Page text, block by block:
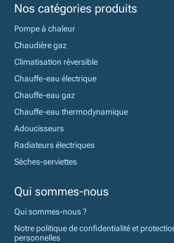
Nos catégories produits
Pompe à chaleur
Chaudière gaz
Climatisation réversible
Chauffe-eau électrique
Chauffe-eau gaz
Chauffe-eau thermodynamique
Adoucisseurs
Radiateurs électriques
Sèches-serviettes
Qui sommes-nous
Qui sommes-nous ?
Notre politique de confidentialité et
personnelles